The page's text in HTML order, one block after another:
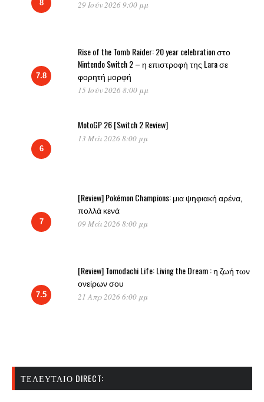
8 29 Ιούν 2026 9:00 μμ
7.8
Rise of the Tomb Raider: 20 year celebration στο
Nintendo Switch 2 – η επιστροφή της Lara σε
φορητή μορφή
15 Ιούν 2026 8:00 μμ
6
MotoGP 26 [Switch 2 Review]
13 Μάι 2026 8:00 μμ
7
[Review] Pokémon Champions: μια ψηφιακή αρένα,
πολλά κενά
09 Μάι 2026 8:00 μμ
7.5
[Review] Tomodachi Life: Living the Dream : η ζωή των
ονείρων σου
21 Απρ 2026 6:00 μμ
ΤΕΛΕΥΤΑΊΟ DIRECT: